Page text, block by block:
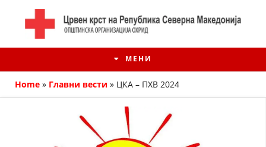
МЕНИ
Home » Главни вести » ЦКА – ПХВ 2024